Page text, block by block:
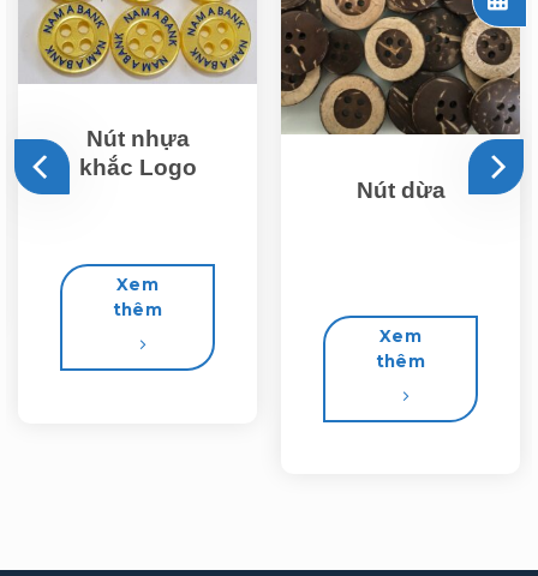
Nút nhựa
khắc Logo
Xem
thêm
Nút dừa
Xem
thêm